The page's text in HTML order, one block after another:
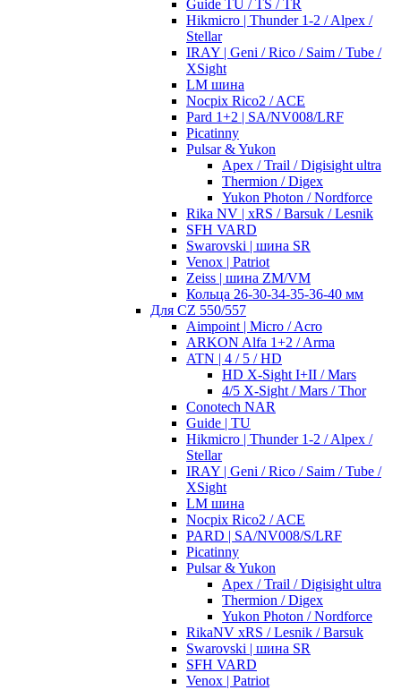
Guide TU / TS / TR
Hikmicro | Thunder 1-2 / Alpex /
Stellar
IRAY | Geni / Rico / Saim / Tube /
XSight
LM шина
Nocpix Rico2 / ACE
Pard 1+2 | SA/NV008/LRF
Picatinny
Pulsar & Yukon
Apex / Trail / Digisight ultra
Thermion / Digex
Yukon Photon / Nordforce
Rika NV | xRS / Barsuk / Lesnik
SFH VARD
Swarovski | шина SR
Venox | Patriot
Zeiss | шина ZM/VM
Кольца 26-30-34-35-36-40 мм
Для CZ 550/557
Aimpoint | Micro / Acro
ARKON Alfa 1+2 / Arma
ATN | 4 / 5 / HD
HD X-Sight I+II / Mars
4/5 X-Sight / Mars / Thor
Conotech NAR
Guide | TU
Hikmicro | Thunder 1-2 / Alpex /
Stellar
IRAY | Geni / Rico / Saim / Tube /
XSight
LM шина
Nocpix Rico2 / ACE
PARD | SA/NV008/S/LRF
Picatinny
Pulsar & Yukon
Apex / Trail / Digisight ultra
Thermion / Digex
Yukon Photon / Nordforce
RikaNV xRS / Lesnik / Barsuk
Swarovski | шина SR
SFH VARD
Venox | Patriot